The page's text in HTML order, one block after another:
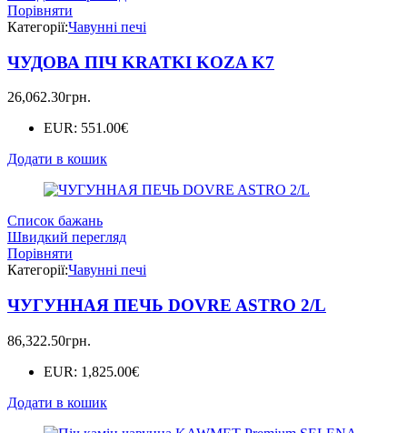
Порівняти
Категорії:Чавунні печі
ЧУДОВА ПІЧ KRATKI KOZA K7
26,062.30грн.
EUR: 551.00€
Додати в кошик
Список бажань
Швидкий перегляд
Порівняти
Категорії:Чавунні печі
ЧУГУННАЯ ПЕЧЬ DOVRE ASTRO 2/L
86,322.50грн.
EUR: 1,825.00€
Додати в кошик